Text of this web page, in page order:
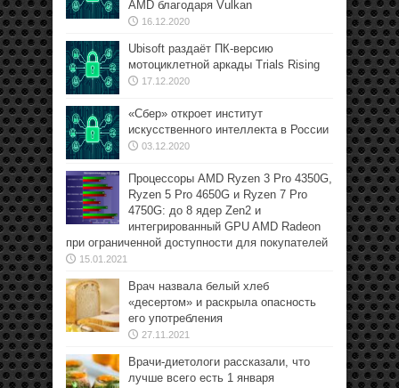
AMD благодаря Vulkan
16.12.2020
Ubisoft раздаёт ПК-версию
мотоциклетной аркады Trials Rising
17.12.2020
«Сбер» откроет институт
искусственного интеллекта в России
03.12.2020
Процессоры AMD Ryzen 3 Pro 4350G,
Ryzen 5 Pro 4650G и Ryzen 7 Pro
4750G: до 8 ядер Zen2 и
интегрированный GPU AMD Radeon
при ограниченной доступности для покупателей
15.01.2021
Врач назвала белый хлеб
«десертом» и раскрыла опасность
его употребления
27.11.2021
Врачи-диетологи рассказали, что
лучше всего есть 1 января